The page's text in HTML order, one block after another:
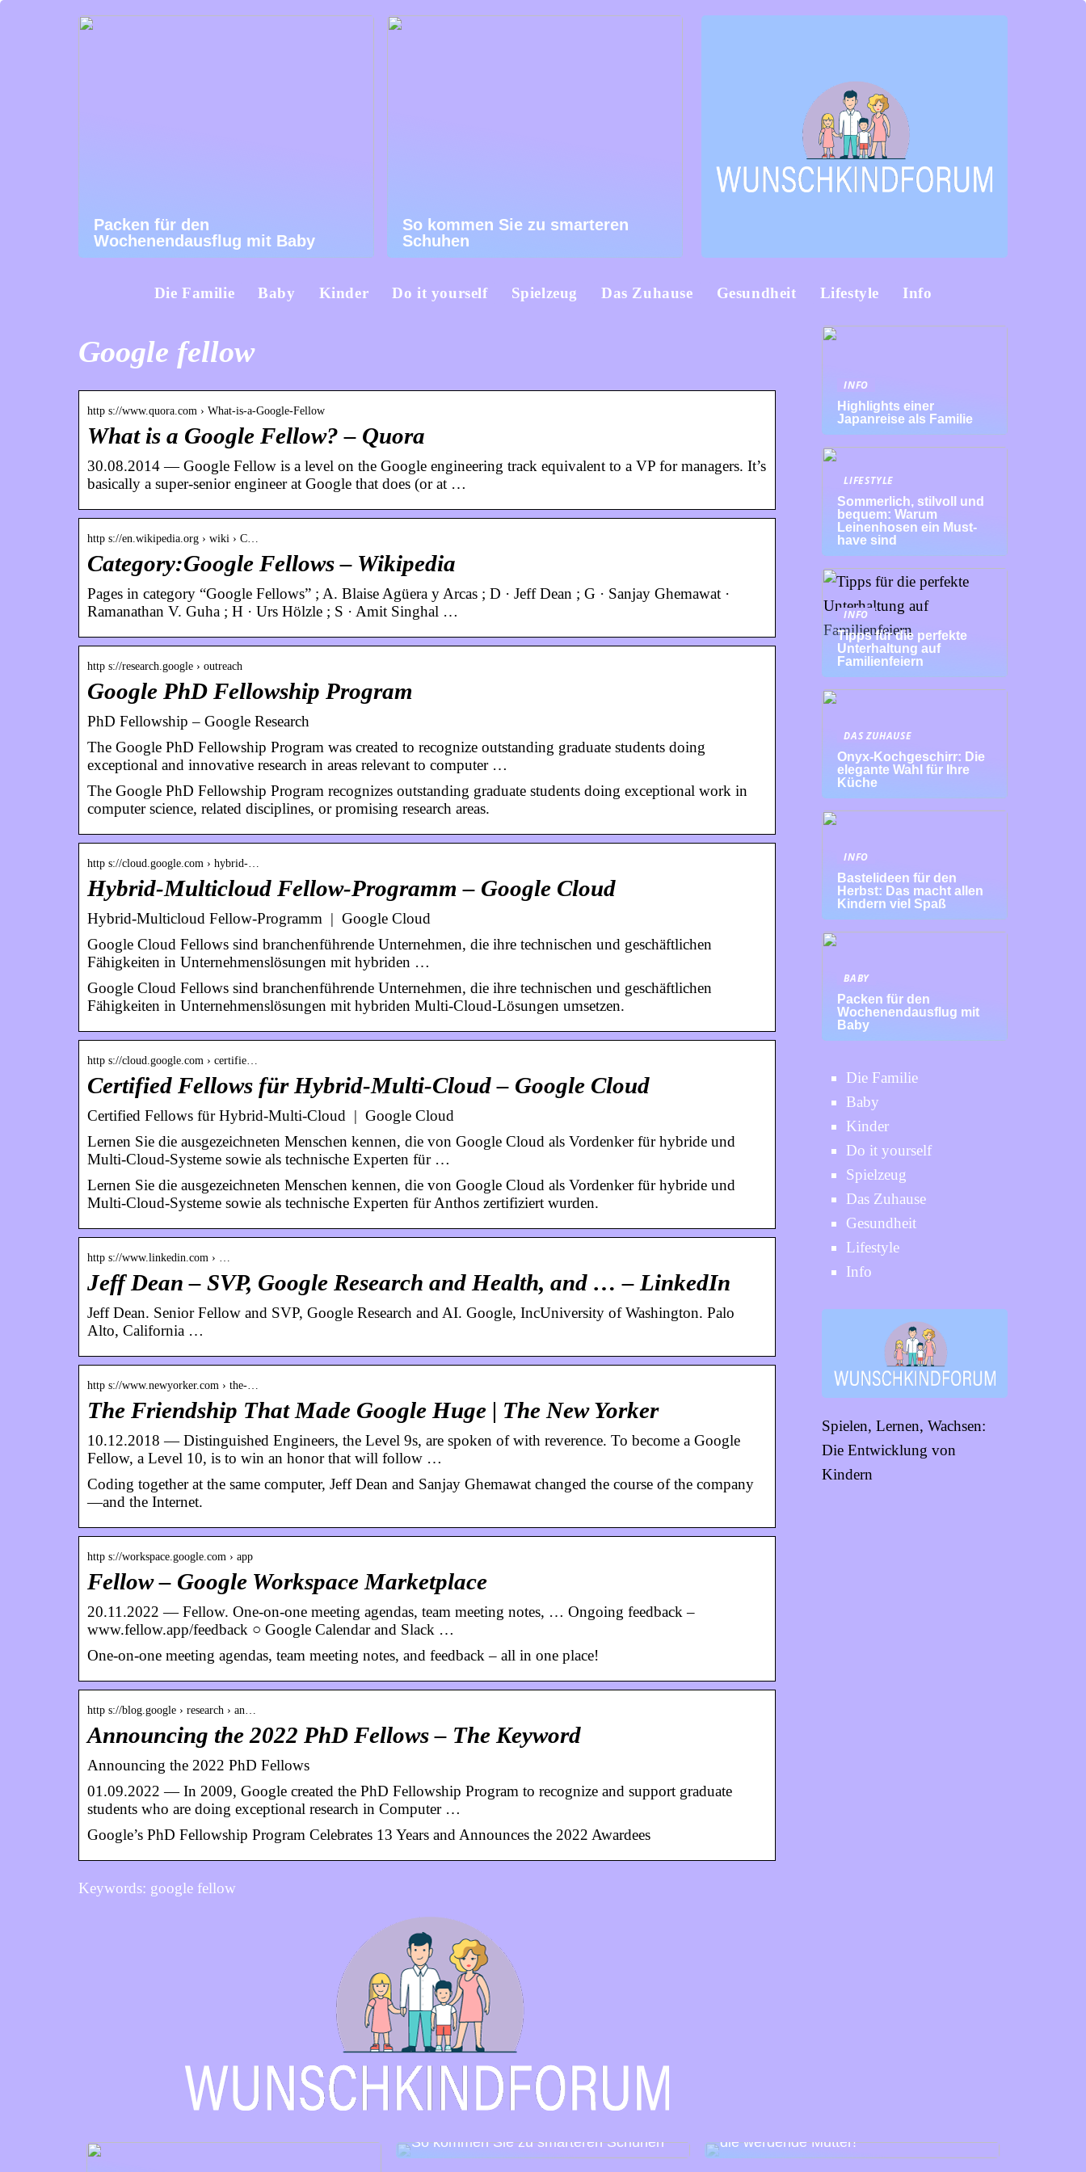
Packen für den
Wochenendausflug mit Baby
So kommen Sie zu smarteren
Schuhen
Die Familie Baby Kinder Do it yourself Spielzeug Das Zuhause Gesundheit Lifestyle Info
Google fellow
http s://www.quora.com › What-is-a-Google-Fellow
What is a Google Fellow? – Quora
30.08.2014 — Google Fellow is a level on the Google engineering track equivalent to a VP for managers. It’s
basically a super-senior engineer at Google that does (or at …
http s://en.wikipedia.org › wiki › C…
Category:Google Fellows – Wikipedia
Pages in category “Google Fellows” ; A. Blaise Agüera y Arcas ; D · Jeff Dean ; G · Sanjay Ghemawat ·
Ramanathan V. Guha ; H · Urs Hölzle ; S · Amit Singhal …
http s://research.google › outreach
Google PhD Fellowship Program
PhD Fellowship – Google Research
The Google PhD Fellowship Program was created to recognize outstanding graduate students doing
exceptional and innovative research in areas relevant to computer …
The Google PhD Fellowship Program recognizes outstanding graduate students doing exceptional work in
computer science, related disciplines, or promising research areas.
http s://cloud.google.com › hybrid-…
Hybrid-Multicloud Fellow-Programm – Google Cloud
Hybrid-Multicloud Fellow-Programm | Google Cloud
Google Cloud Fellows sind branchenführende Unternehmen, die ihre technischen und geschäftlichen
Fähigkeiten in Unternehmenslösungen mit hybriden …
Google Cloud Fellows sind branchenführende Unternehmen, die ihre technischen und geschäftlichen
Fähigkeiten in Unternehmenslösungen mit hybriden Multi-Cloud-Lösungen umsetzen.
http s://cloud.google.com › certifie…
Certified Fellows für Hybrid-Multi-Cloud – Google Cloud
Certified Fellows für Hybrid-Multi-Cloud | Google Cloud
Lernen Sie die ausgezeichneten Menschen kennen, die von Google Cloud als Vordenker für hybride und
Multi-Cloud-Systeme sowie als technische Experten für …
Lernen Sie die ausgezeichneten Menschen kennen, die von Google Cloud als Vordenker für hybride und
Multi-Cloud-Systeme sowie als technische Experten für Anthos zertifiziert wurden.
http s://www.linkedin.com › …
Jeff Dean – SVP, Google Research and Health, and … – LinkedIn
Jeff Dean. Senior Fellow and SVP, Google Research and AI. Google, IncUniversity of Washington. Palo
Alto, California …
http s://www.newyorker.com › the-…
The Friendship That Made Google Huge | The New Yorker
10.12.2018 — Distinguished Engineers, the Level 9s, are spoken of with reverence. To become a Google
Fellow, a Level 10, is to win an honor that will follow …
Coding together at the same computer, Jeff Dean and Sanjay Ghemawat changed the course of the company
—and the Internet.
http s://workspace.google.com › app
Fellow – Google Workspace Marketplace
20.11.2022 — Fellow. One-on-one meeting agendas, team meeting notes, … Ongoing feedback –
www.fellow.app/feedback ○ Google Calendar and Slack …
One-on-one meeting agendas, team meeting notes, and feedback – all in one place!
http s://blog.google › research › an…
Announcing the 2022 PhD Fellows – The Keyword
Announcing the 2022 PhD Fellows
01.09.2022 — In 2009, Google created the PhD Fellowship Program to recognize and support graduate
students who are doing exceptional research in Computer …
Google’s PhD Fellowship Program Celebrates 13 Years and Announces the 2022 Awardees
Keywords: google fellow
INFO
Highlights einer
Japanreise als Familie
LIFESTYLE
Sommerlich, stilvoll und
bequem: Warum
Leinenhosen ein Must-
have sind
INFO
Tipps für die perfekte
Unterhaltung auf
Familienfeiern
DAS ZUHAUSE
Onyx-Kochgeschirr: Die
elegante Wahl für Ihre
Küche
INFO
Bastelideen für den
Herbst: Das macht allen
Kindern viel Spaß
BABY
Packen für den
Wochenendausflug mit
Baby
Die Familie
Baby
Kinder
Do it yourself
Spielzeug
Das Zuhause
Gesundheit
Lifestyle
Info
Spielen, Lernen, Wachsen:
Die Entwicklung von
Kindern
So kommen Sie zu smarteren Schuhen
die werdende Mutter!